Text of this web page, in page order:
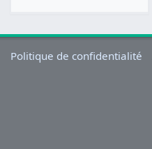
Politique de confidentialité